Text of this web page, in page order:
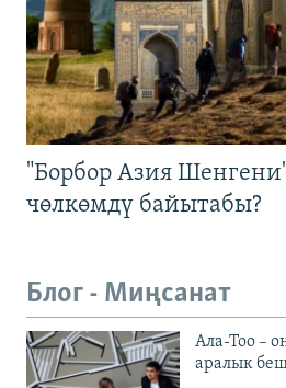
"Борбор Азия
чөлкөмдү байытабы?
Блог - Миңсанат
Ала-Тоо –
аралык